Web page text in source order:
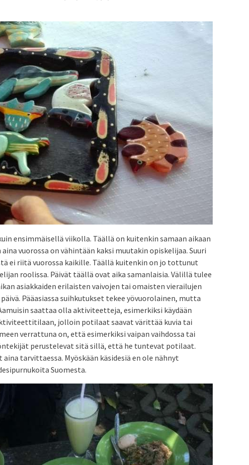
ensimmäisellä viikolla. Täällä on kuitenkin samaan aikaan
vuorossa on vähintään kaksi muutakin opiskelijaa. Suuri
ei riitä vuorossa kaikille. Täällä kuitenkin on jo tottunut
roolissa. Päivät täällä ovat aika samanlaisia. Välillä tulee
asiakkaiden erilaisten vaivojen tai omaisten vierailujen
Pääasiassa suihkutukset tekee yövuorolainen, mutta
saattaa olla aktiviteetteja, esimerkiksi käydään
jolloin potilaat saavat värittää kuvia tai
verrattuna on, että esimerkiksi vaipan vaihdossa tai
perustelevat sitä sillä, että he tuntevat potilaat.
tarvittaessa. Myöskään käsidesiä en ole nähnyt
Suomesta.